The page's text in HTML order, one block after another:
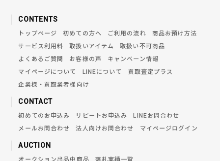
CONTENTS
トップページ 初めての方へ ご利用の流れ
商品お預け方法
サービス利用料
取扱いアイテム
取扱い不可商品
よくあるご質問
お客様の声
キャンペーン情報
マイページについて
LINEについて
買取査定プラス
企業様・買取業者様向け
CONTACT
初めてのお申込み リピートお申込み
LINEお問合わせ
メールお問合わせ
法人向けお問合わせ マイページログイン
AUCTION